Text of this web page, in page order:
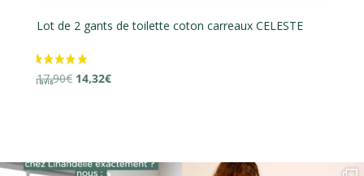
coton carreaux CELESTE Lot de 2 gants de toilette
16,90€.13,52€.